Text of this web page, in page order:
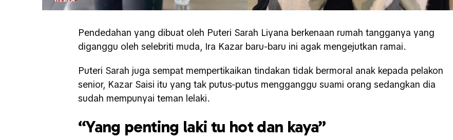
Pendedahan yang dibuat oleh Puteri Sarah Liyana berkenaan rumah tangganya yang
diganggu oleh selebriti muda, Ira Kazar baru-baru ini agak mengejutkan ramai.
Puteri Sarah juga sempat mempertikaikan tindakan tidak bermoral anak kepada pelakon
senior, Kazar Saisi itu yang tak putus-putus mengganggu suami orang sedangkan dia
sudah mempunyai teman lelaki.
“Yang penting laki tu hot dan kaya”